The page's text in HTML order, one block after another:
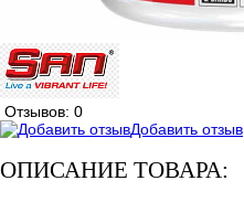
Отзывов: 0
Добавить отзыв
ОПИСАНИЕ ТОВАРА: